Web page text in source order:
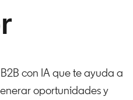
con IA que te ayuda a
oportunidades y